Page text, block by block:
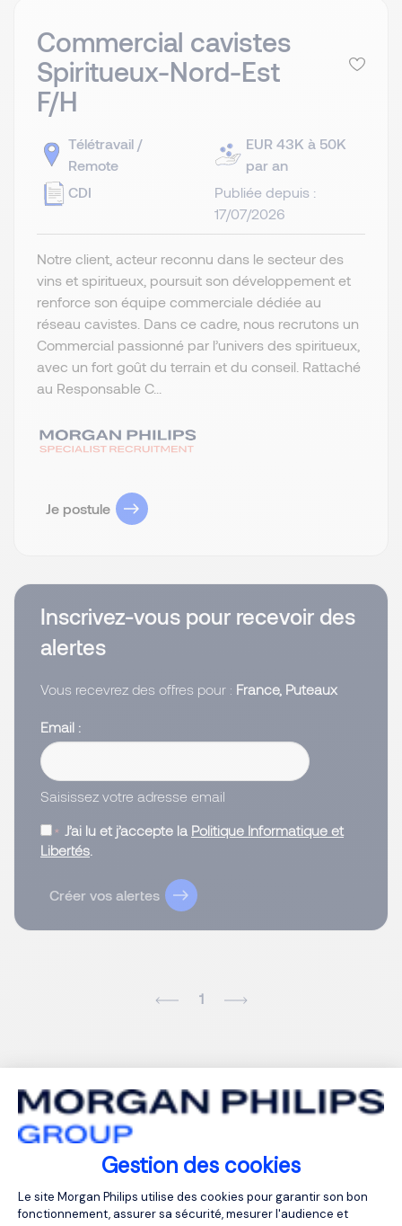
Gestion des cookies
Plateforme de Gestion du
Le site Morgan Philips utilise des cookies pour garantir son bon
fonctionnement, assurer sa sécurité, mesurer l'audience et
Commercial cavistes
Spiritueux-Nord-Est
F/H
Télétravail /
Remote
CDI
EUR 43K à 50K
par an
Publiée depuis :
17/07/2026
Notre client, acteur reconnu dans le secteur des
vins et spiritueux, poursuit son développement et
renforce son équipe commerciale dédiée au
réseau cavistes. Dans ce cadre, nous recrutons un
Commercial passionné par l’univers des spiritueux,
avec un fort goût du terrain et du conseil. Rattaché
au Responsable C...
Je postule
Inscrivez-vous pour recevoir des
alertes
Vous recevrez des offres pour : France, Puteaux
Email
Saisissez votre adresse email
J’ai lu et j’accepte la Politique Informatique et
Libertés.
Créer vos alertes
1